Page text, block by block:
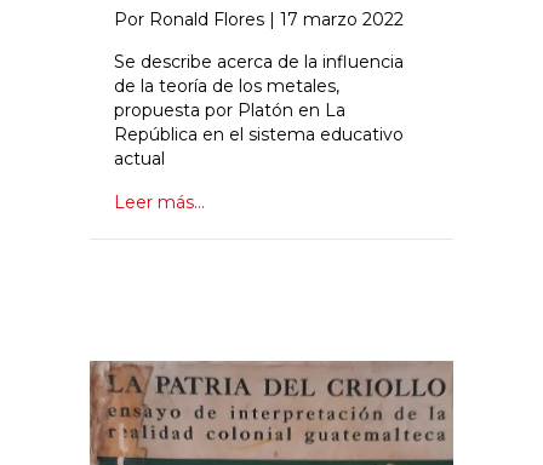
Por Ronald Flores | 17 marzo 2022
Se describe acerca de la influencia
de la teoría de los metales,
propuesta por Platón en La
República en el sistema educativo
actual
Leer más...